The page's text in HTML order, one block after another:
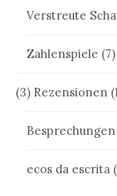
Verstreute
Zahlenspiele (7)
(3) Rezensionen
Besprechungen
ecos da escrita